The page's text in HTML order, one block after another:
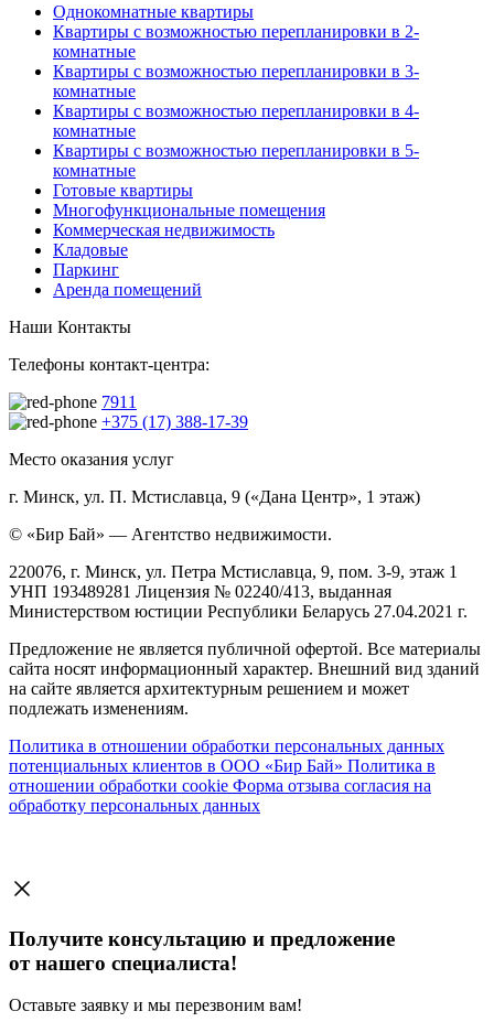
Однокомнатные квартиры
Квартиры с возможностью перепланировки в 2-
комнатные
Квартиры с возможностью перепланировки в 3-
комнатные
Квартиры с возможностью перепланировки в 4-
комнатные
Квартиры с возможностью перепланировки в 5-
комнатные
Готовые квартиры
Многофункциональные помещения
Коммерческая недвижимость
Кладовые
Паркинг
Аренда помещений
Наши Контакты
Телефоны контакт-центра:
7911
+375 (17) 388-17-39
Место оказания услуг
г. Минск, ул. П. Мстиславца, 9 («Дана Центр», 1 этаж)
© «Бир Бай» — Агентство недвижимости.
220076, г. Минск, ул. Петра Мстиславца, 9, пом. 3-9, этаж 1
УНП 193489281 Лицензия № 02240/413, выданная
Министерством юстиции Республики Беларусь 27.04.2021 г.
Предложение не является публичной офертой. Все материалы
сайта носят информационный характер. Внешний вид зданий
на сайте является архитектурным решением и может
подлежать изменениям.
Политика в отношении обработки персональных данных
потенциальных клиентов в ООО «Бир Бай» Политика в
отношении обработки cookie Форма отзыва согласия на
обработку персональных данных
Получите консультацию и предложение
от нашего специалиста!
Оставьте заявку и мы перезвоним вам!